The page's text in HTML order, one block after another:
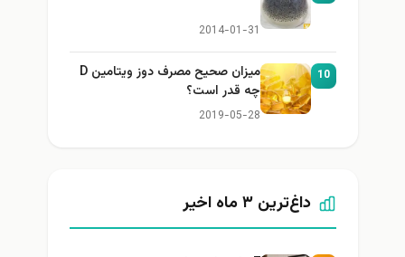
2014-01-31
10
میزان صحیح مصرف دوز ویتامین D
چه قدر است؟
2019-05-28
داغ‌ترین ۳ ماه اخیر